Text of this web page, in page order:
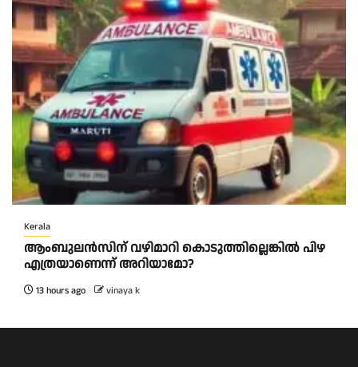
Kerala
ആംബുലന്‍സിന് വഴിമാറി കൊടുത്തില്ലെങ്കില്‍ പിഴ
എത്രയാണെന്ന് അറിയാമോ?
13 hours ago vinaya k